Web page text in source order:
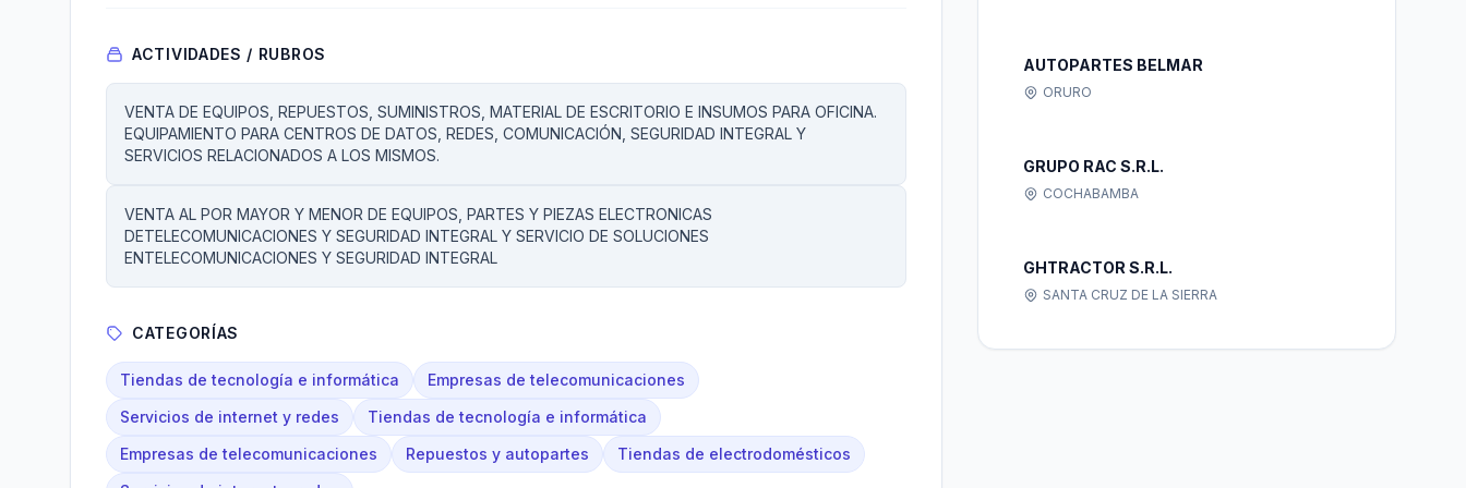
ACTIVIDADES / RUBROS
VENTA DE EQUIPOS, REPUESTOS, SUMINISTROS, MATERIAL DE ESCRITORIO E INSUMOS PARA OFICINA.
EQUIPAMIENTO PARA CENTROS DE DATOS, REDES, COMUNICACIÓN, SEGURIDAD INTEGRAL Y
SERVICIOS RELACIONADOS A LOS MISMOS.
VENTA AL POR MAYOR Y MENOR DE EQUIPOS, PARTES Y PIEZAS ELECTRONICAS
DETELECOMUNICACIONES Y SEGURIDAD INTEGRAL Y SERVICIO DE SOLUCIONES
ENTELECOMUNICACIONES Y SEGURIDAD INTEGRAL
CATEGORÍAS
Tiendas de tecnología e informática
Empresas de telecomunicaciones
Servicios de internet y redes
Tiendas de tecnología e informática
Empresas de telecomunicaciones
Repuestos y autopartes
Tiendas de electrodomésticos
AUTOPARTES BELMAR
ORURO
GRUPO RAC S.R.L.
COCHABAMBA
GHTRACTOR S.R.L.
SANTA CRUZ DE LA SIERRA